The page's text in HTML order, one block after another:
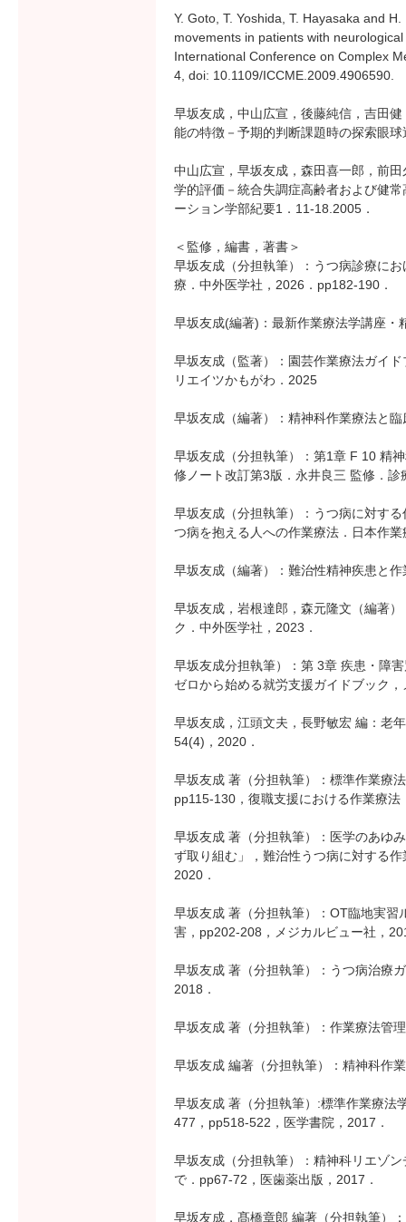
Y. Goto, T. Yoshida, T. Hayasaka and
movements in patients with
International Conference on Complex
4, doi: 10.1109/ICCME.2009.4906590.
早坂友成，中山広宣，後藤純信，吉田
能の特徴－予期的判断課題時の探索眼
中山広宣，早坂友成，森田喜一郎，前
学的評価－統合失調症高齢者および健
ーション学部紀要1．11-18.2005．
＜監修，編書，著書＞
早坂友成（分担執筆）：うつ病診療に
療．中外医学社，2026．pp182-190．
早坂友成(編著)：最新作業療法学講座
早坂友成（監著）：園芸作業療法ガイ
リエイツかもがわ．2025
早坂友成（編著）：精神科作業療法と
早坂友成（分担執筆）：第1章 F 10 精
修ノート改訂第3版．永井良三 監修．
早坂友成（分担執筆）：うつ病に対す
つ病を抱える人への作業療法．日本作
早坂友成（編著）：難治性精神疾患と
早坂友成，岩根達郎，森元隆文（編著
ク．中外医学社，2023．
早坂友成分担執筆）：第 3章 疾患・障
ゼロから始める就労支援ガイドブック
早坂友成，江頭文夫，長野敏宏 編：老
54(4)，2020．
早坂友成 著（分担執筆）：標準作業療
pp115-130，復職支援における作業療
早坂友成 著（分担執筆）：医学のあゆ
ず取り組む」，難治性うつ病に対する
2020．
早坂友成 著（分担執筆）：OT臨地実
害，pp202-208，メジカルビュー社，
早坂友成 著（分担執筆）：うつ病治療
2018．
早坂友成 著（分担執筆）：作業療法管
早坂友成 編著（分担執筆）：精神科作
早坂友成 著（分担執筆）:標準作業療法
477，pp518-522，医学書院，2017．
早坂友成（分担執筆）：精神科リエゾ
で．pp67-72，医歯薬出版，2017．
早坂友成，髙橋章郎 編著（分担執筆）